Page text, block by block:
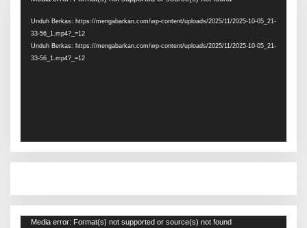
Unduh Berkas: https://mengabarkan.com/wp-content/uploads/2025/11/2025-10-05_21-
33-56_1.mp4?_=12
Unduh Berkas: https://mengabarkan.com/wp-content/uploads/2025/11/2025-10-05_21-
33-56_1.mp4?_=12
Pemutar
Media error: Format(s) not supported or source(s) not found